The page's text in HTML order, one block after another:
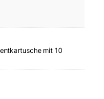
mit 10